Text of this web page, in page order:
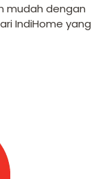
mudah dengan
IndiHome yang